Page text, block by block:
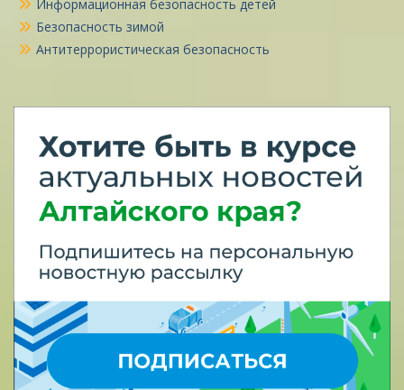
Информационная безопасность детей
Безопасность зимой
Антитеррористическая безопасность